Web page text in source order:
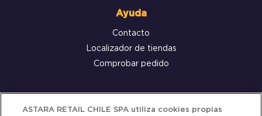
Ayuda
Contacto
Localizador de tiendas
Comprobar pedido
Servicio al cliente
ASTARA RETAIL CHILE SPA utiliza cookies propias